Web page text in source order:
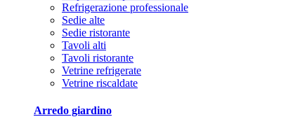
Refrigerazione professionale
Sedie alte
Sedie ristorante
Tavoli alti
Tavoli ristorante
Vetrine refrigerate
Vetrine riscaldate
Arredo giardino